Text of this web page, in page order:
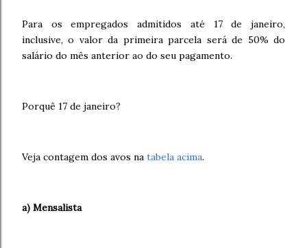
Para os empregados admitidos até 17 de janeiro,
inclusive, o valor da primeira parcela será de 50% do
salário do mês anterior ao do seu pagamento.
Porquê 17 de janeiro?
Veja contagem dos avos na tabela acima.
a) Mensalista